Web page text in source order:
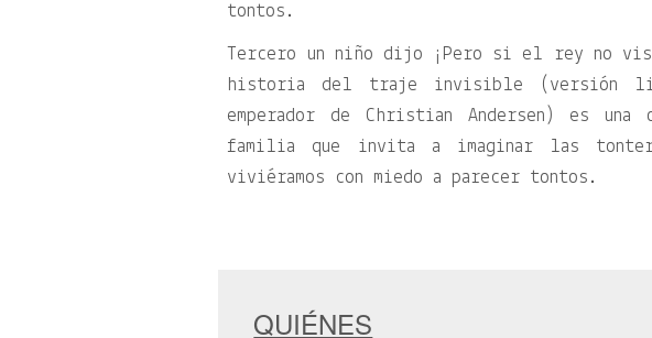
tontos.
Tercero un niño dijo ¡Pero si el rey no
historia del traje invisible (versión
emperador de Christian Andersen) es
familia que invita a imaginar las
viviéramos con miedo a parecer tontos.
QUIÉNES